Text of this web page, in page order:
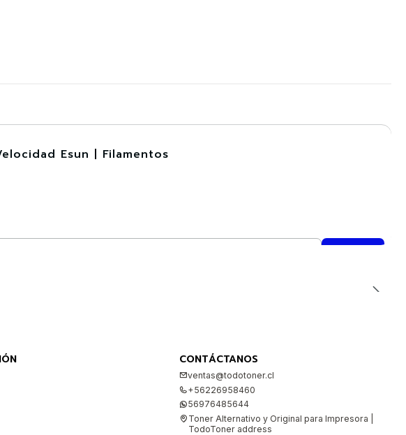
Esun | Filamentos
CONTÁCTANOS
ventas@todotoner.cl
+56226958460
56976485644
Toner Alternativo y Original para Impresora |
TodoToner address